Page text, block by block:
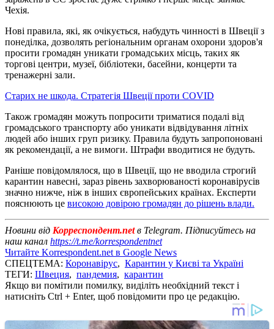
Чехія.
Нові правила, які, як очікується, набудуть чинності в Швеції з
понеділка, дозволять регіональним органам охорони здоров'я
просити громадян уникати громадських місць, таких як
торгові центри, музеї, бібліотеки, басейни, концерти та
тренажерні зали.
Старих не шкода. Стратегія Швеції проти COVID
Також громадян можуть попросити триматися подалі від
громадського транспорту або уникати відвідування літніх
людей або інших груп ризику. Правила будуть запропоновані
як рекомендації, а не вимоги. Штрафи вводитися не будуть.
Раніше повідомлялося, що в Швеції, що не вводила строгий
карантин навесні, зараз рівень захворюваності коронавірусів
значно нижче, ніж в інших європейських країнах. Експерти
пояснюють це високою довірою громадян до рішень влади.
Новини від Корреспондент.netв Telegram. Підписуйтесь на
наш канал https://t.me/korrespondentnet
Читайте Korrespondent.net в Google News
СПЕЦТЕМА: Коронавірус, Карантин у Києві та Україні
ТЕГИ: Швеция, пандемия, карантин
Якщо ви помітили помилку, виділіть необхідний текст і
натисніть Ctrl + Enter, щоб повідомити про це редакцію.